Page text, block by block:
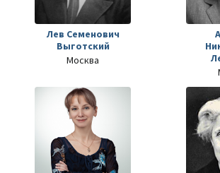
Лев Семенович
Выготский
Москва